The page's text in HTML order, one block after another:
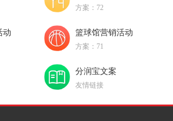
方案：72
动 篮球馆营销活动
方案：71
分润宝文案
友情链接